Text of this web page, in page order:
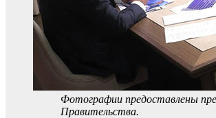
Фотографии предоставлены
Правительства.